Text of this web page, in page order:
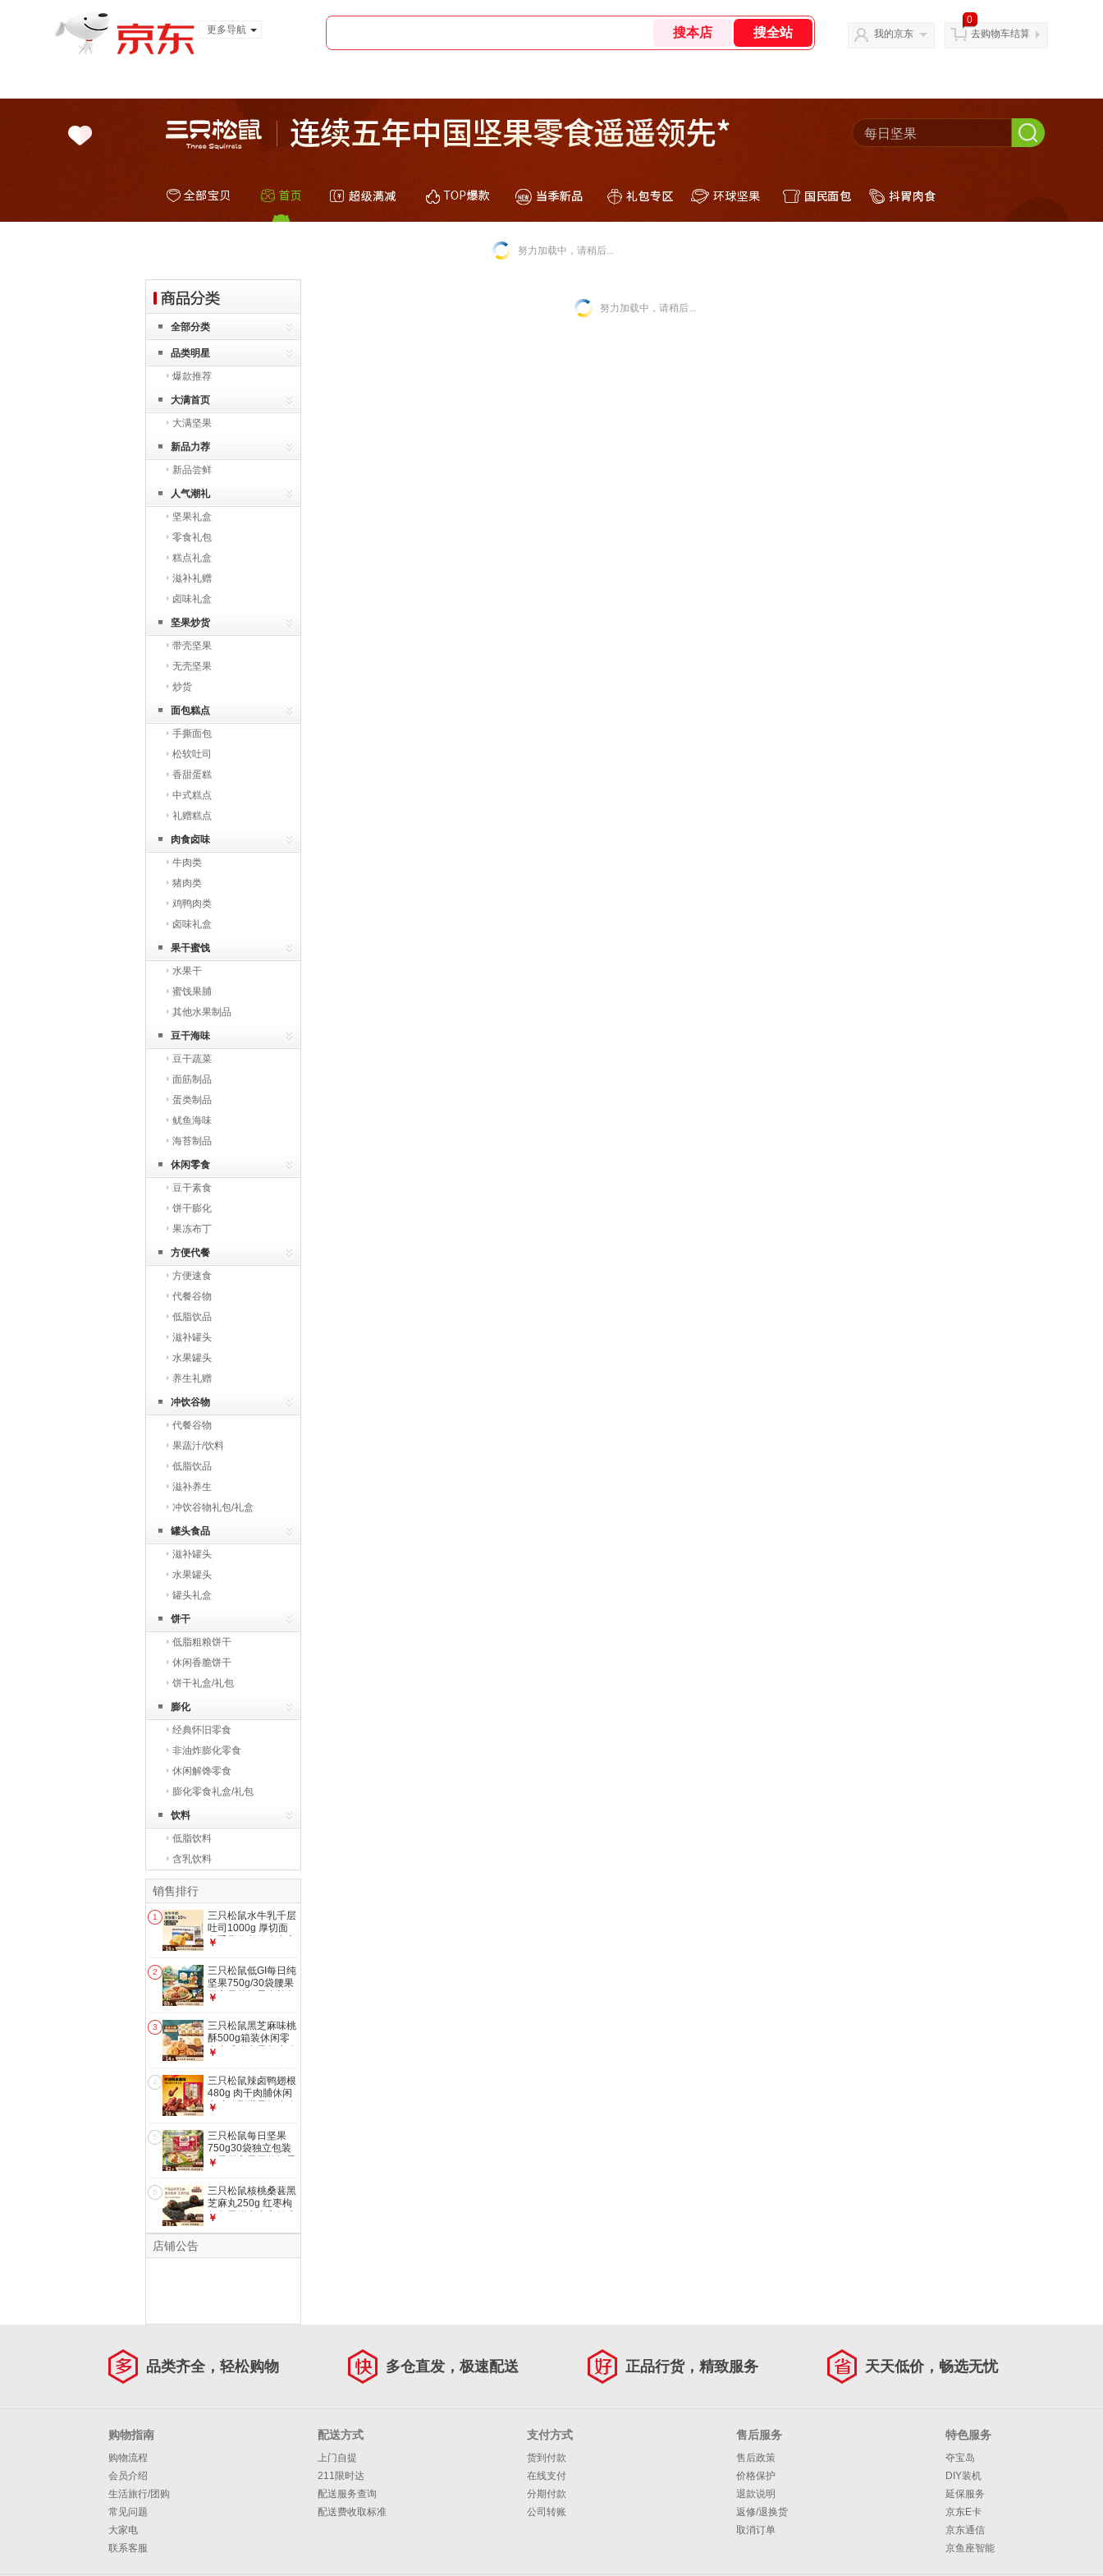
更多导航
我的京东
0
去购物车结算
努力加载中，请稍后...
全部分类
品类明星
爆款推荐
大满首页
大满坚果
新品力荐
新品尝鲜
人气潮礼
坚果礼盒
零食礼包
糕点礼盒
滋补礼赠
卤味礼盒
坚果炒货
带壳坚果
无壳坚果
炒货
面包糕点
手撕面包
松软吐司
香甜蛋糕
中式糕点
礼赠糕点
肉食卤味
牛肉类
猪肉类
鸡鸭肉类
卤味礼盒
果干蜜饯
水果干
蜜饯果脯
其他水果制品
豆干海味
豆干蔬菜
面筋制品
蛋类制品
鱿鱼海味
海苔制品
休闲零食
豆干素食
饼干膨化
果冻布丁
方便代餐
方便速食
代餐谷物
低脂饮品
滋补罐头
水果罐头
养生礼赠
冲饮谷物
代餐谷物
果蔬汁/饮料
低脂饮品
滋补养生
冲饮谷物礼包/礼盒
罐头食品
滋补罐头
水果罐头
罐头礼盒
饼干
低脂粗粮饼干
休闲香脆饼干
饼干礼盒/礼包
膨化
经典怀旧零食
非油炸膨化零食
休闲解馋零食
膨化零食礼盒/礼包
饮料
低脂饮料
含乳饮料
销售排行
1
三只松鼠水牛乳千层
吐司1000g 厚切面
包手撕代餐饱腹点心
￥
2
三只松鼠低GI每日纯
坚果750g/30袋腰果
开心果休闲零食礼包
￥
3
三只松鼠黑芝麻味桃
酥500g箱装休闲零
食中式糕点早餐小吃
￥
4
三只松鼠辣卤鸭翅根
480g 肉干肉脯休闲
卤味追剧世界杯小吃
￥
5
三只松鼠每日坚果
750g30袋独立包装
腰果开心果干休闲零
￥
6
三只松鼠核桃桑葚黑
芝麻丸250g 红枣枸
杞坚果糕点点心健康
￥
店铺公告
努力加载中，请稍后...
品类齐全，轻松购物 多仓直发，极速配送 正品行货，精致服务 天天低价，畅选无忧
购物指南
购物流程
会员介绍
生活旅行/团购
常见问题
大家电
联系客服
配送方式
上门自提
211限时达
配送服务查询
配送费收取标准
支付方式
货到付款
在线支付
分期付款
公司转账
售后服务
售后政策
价格保护
退款说明
返修/退换货
取消订单
特色服务
夺宝岛
DIY装机
延保服务
京东E卡
京东通信
京鱼座智能